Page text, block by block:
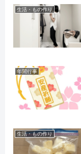
生活・もの作り
年間行事
生活・もの作り